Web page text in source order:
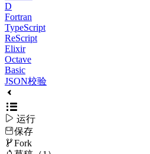
D
Fortran
TypeScript
ReScript
Elixir
Octave
Basic
JSON校验
 运行
保存
Fork